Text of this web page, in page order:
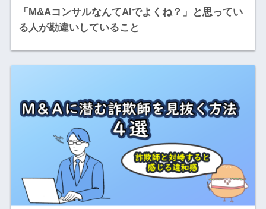
「M&AコンサルなんてAIでよくね？」と思ってい
る人が勘違いしていること